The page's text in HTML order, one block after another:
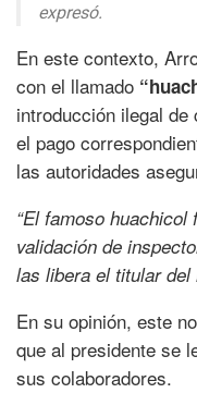
expresó.
En este contexto,
con el llamado
introducción ilegal
el pago
las autoridades
“El famoso
validación de
las libera el titular del
En su opinión, este
que al presidente se
sus colaboradores.